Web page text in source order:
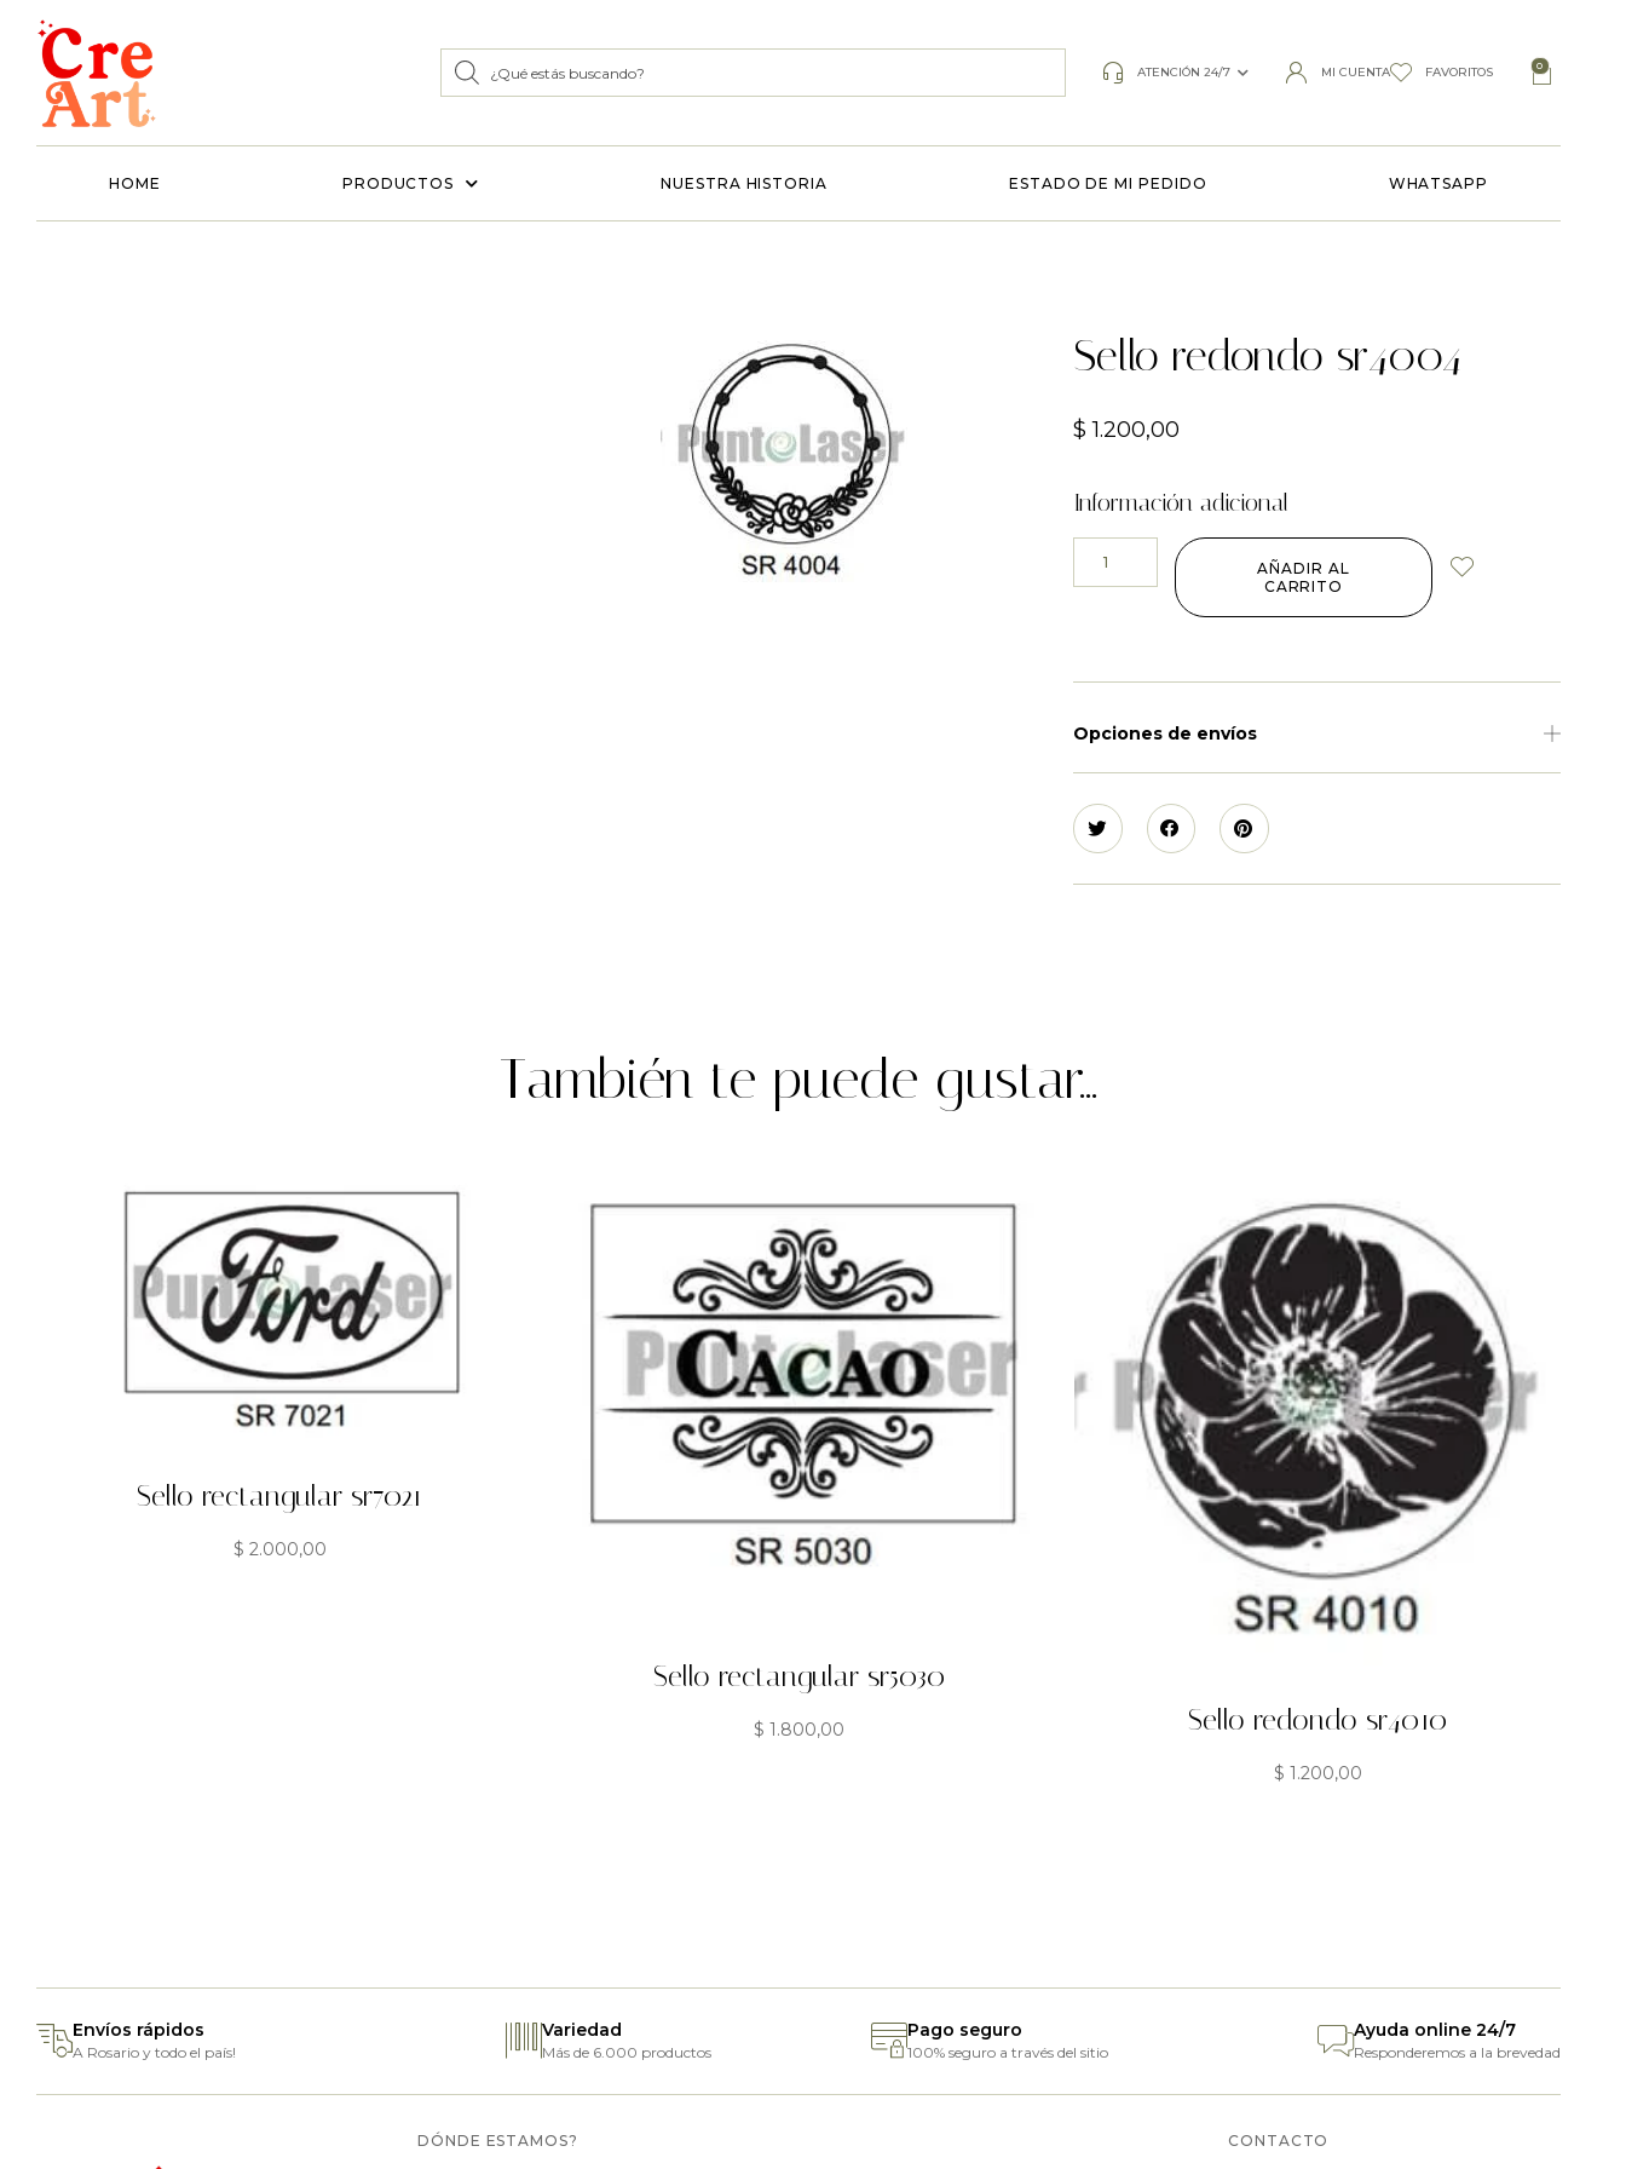
ATENCIÓN 24/7 MI CUENTA FAVORITOS 0
HOME PRODUCTOS NUESTRA HISTORIA ESTADO DE MI PEDIDO WHATSAPP
Sello redondo sr4004
$ 1.200,00
Información adicional
AÑADIR AL
CARRITO
Opciones de envíos
También te puede gustar...
Sello rectangular sr7021
$ 2.000,00
Sello rectangular sr5030
$ 1.800,00 Sello redondo sr4010
$ 1.200,00
Envíos rápidos
A Rosario y todo el país!
Variedad
Más de 6.000 productos
Pago seguro
100% seguro a través del sitio
Ayuda online 24/7
Responderemos a la brevedad
DÓNDE ESTAMOS? CONTACTO